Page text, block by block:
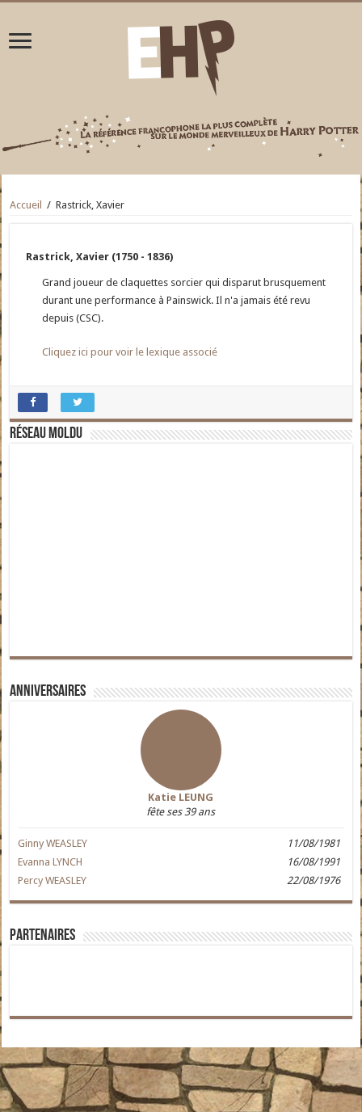
Accueil / Rastrick, Xavier
Rastrick, Xavier (1750 - 1836)
Grand joueur de claquettes sorcier qui disparut brusquement
durant une performance à Painswick. Il n'a jamais été revu
depuis (CSC).
Cliquez ici pour voir le lexique associé
Réseau moldu
Anniversaires
Katie LEUNG
fête ses 39 ans
Ginny WEASLEY
11/08/1981
Evanna LYNCH
16/08/1991
Percy WEASLEY
22/08/1976
Partenaires